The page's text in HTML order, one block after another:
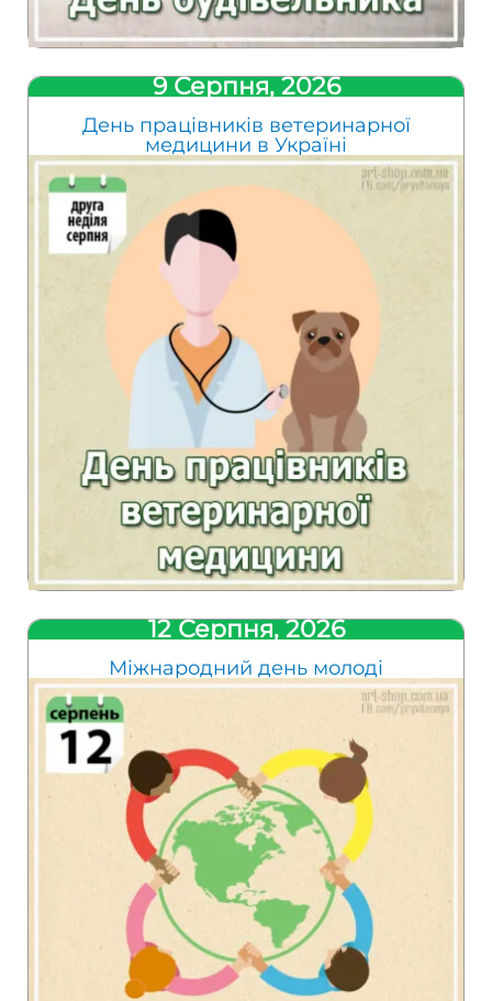
9 Серпня, 2026
День працівників ветеринарної
медицини в Україні
12 Серпня, 2026
Міжнародний день молоді